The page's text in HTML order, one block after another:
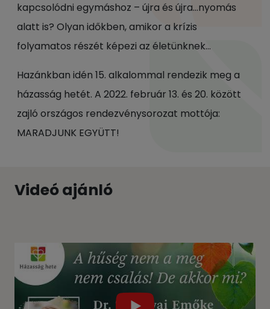
kapcsolódni egymáshoz – újra és újra…nyomás
alatt is? Olyan időkben, amikor a krízis
folyamatos részét képezi az életünknek…
Hazánkban idén 15. alkalommal rendezik meg a
házasság hetét. A 2022. február 13. és 20. között
zajló országos rendezvénysorozat mottója:
MARADJUNK EGYÜTT!
Videó ajánló